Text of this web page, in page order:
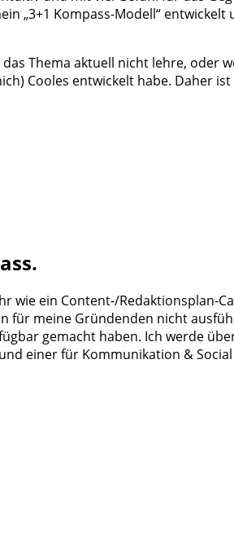
„3+1 Kompass-Modell“ entwickelt
Thema aktuell nicht lehre, oder
Cooles entwickelt habe. Daher ist
wie ein Content-/Redaktionsplan-
für meine Gründenden nicht
gemacht haben. Ich werde
einer für Kommunikation &